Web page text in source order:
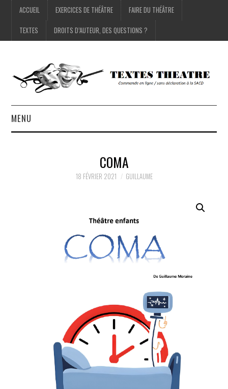
ACCUEIL EXERCICES DE THÉÂTRE FAIRE DU THÉÂTRE
TEXTES DROITS D’AUTEUR, DES QUESTIONS ?
MENU
EXERCICES DE THÉÂTRE
DROITS D’AUTEUR, DES
COMA
18 FÉVRIER 2021 GUILLAUME